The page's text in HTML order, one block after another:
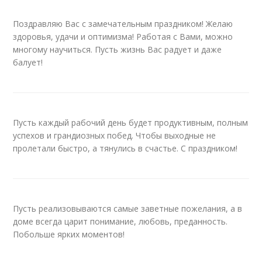
Поздравляю Вас с замечательным праздником! Желаю
здоровья, удачи и оптимизма! Работая с Вами, можно
многому научиться. Пусть жизнь Вас радует и даже
балует!
Пусть каждый рабочий день будет продуктивным, полным
успехов и грандиозных побед. Чтобы выходные не
пролетали быстро, а тянулись в счастье. С праздником!
Пусть реализовываются самые заветные пожелания, а в
доме всегда царит понимание, любовь, преданность.
Побольше ярких моментов!